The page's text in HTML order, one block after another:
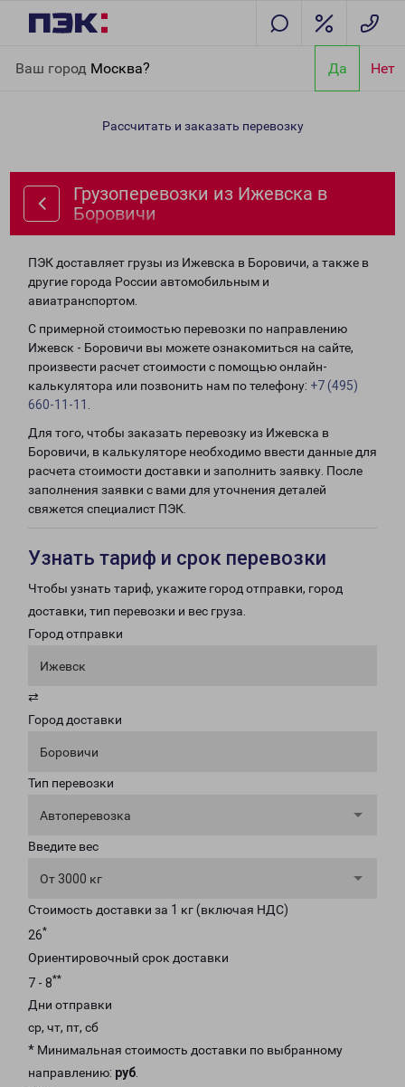
Ваш город Москва? Да Нет
Боровичи
Рассчитать и заказать перевозку
Грузоперевозки из Ижевска в
Боровичи
ПЭК доставляет грузы из Ижевска в Боровичи, а также в
другие города России автомобильным и
авиатранспортом.
С примерной стоимостью перевозки по направлению
Ижевск - Боровичи вы можете ознакомиться на сайте,
произвести расчет стоимости с помощью онлайн-
калькулятора или позвонить нам по телефону: +7 (495)
660-11-11
Для того, чтобы заказать перевозку из Ижевска в
Боровичи, в калькуляторе необходимо ввести данные для
расчета стоимости доставки и заполнить заявку. После
заполнения заявки с вами для уточнения деталей
свяжется специалист ПЭК.
Узнать тариф и срок перевозки
Чтобы узнать тариф, укажите город отправки, город
доставки, тип перевозки и вес груза.
Город отправки
Ижевск
⇄
Город доставки
Боровичи
Тип перевозки
Автоперевозка
Введите вес
От 3000 кг
Стоимость доставки за 1 кг (включая НДС)
26*
Ориентировочный срок доставки
7 - 8**
Дни отправки
ср, чт, пт, сб
* Минимальная стоимость доставки по выбранному
направлению: руб.